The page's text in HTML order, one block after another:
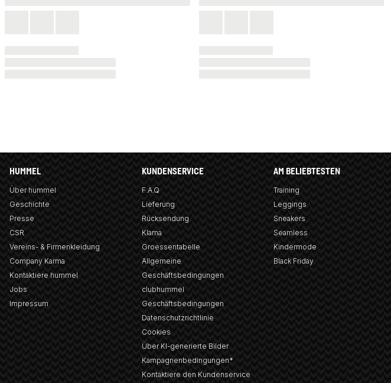
HUMMEL
Über hummel
Geschichte
Presse
CSR
Vereins- & Firmenkleidung
Company Karma
Kontaktiere hummel
Jobs
Impressum
KUNDENSERVICE
F.A.Q
Lieferung
Rücksendung
Klarna
Groessentabelle
Allgemeine
Geschäftsbedingungen
clubhummel
Geschäftsbedingungen
Datenschutzrichtlinie
Cookies
Über KI-generierte Bilder
Kampagnenbedingungen*
Kontaktiere den Kundenservice
AM BELIEBTESTEN
Training
Leggings
Sneakers
Seamless
Kindermode
Black Friday